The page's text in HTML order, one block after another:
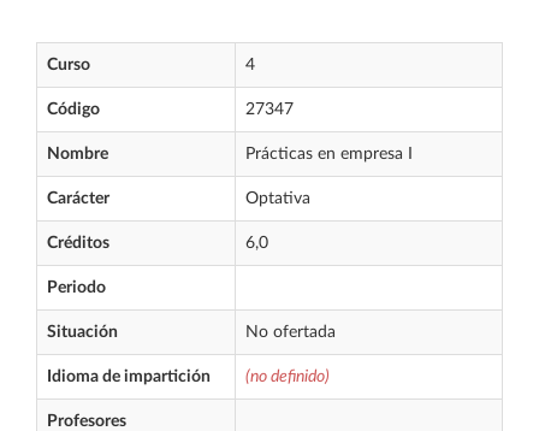
Curso 4
Código 27347
Nombre Prácticas en empresa I
Carácter Optativa
Créditos 6,0
Periodo
Situación No ofertada
Idioma de impartición (no definido)
Profesores